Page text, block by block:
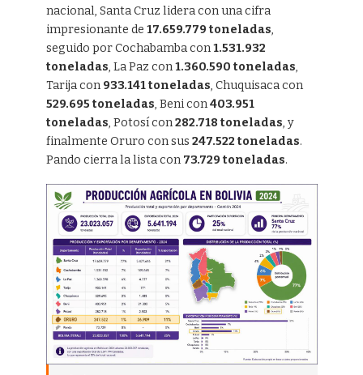
nacional, Santa Cruz lidera con una cifra
impresionante de 17.659.779 toneladas,
seguido por Cochabamba con1.531.932
toneladas, La Paz con1.360.590 toneladas,
Tarija con 933.141 toneladas, Chuquisaca con
529.695 toneladas, Beni con403.951
toneladas, Potosí con282.718 toneladas, y
finalmente Oruro con sus 247.522 toneladas.
Pando cierra la lista con 73.729 toneladas.